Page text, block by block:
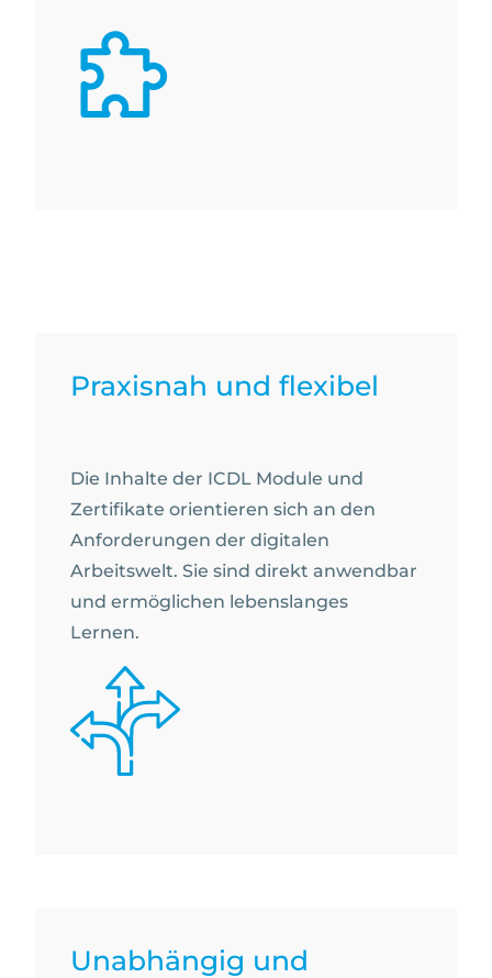
Praxisnah und flexibel
Die Inhalte der ICDL Module und
Zertifikate orientieren sich an den
Anforderungen der digitalen
Arbeitswelt. Sie sind direkt anwendbar
und ermöglichen lebenslanges
Lernen.
Unabhängig und